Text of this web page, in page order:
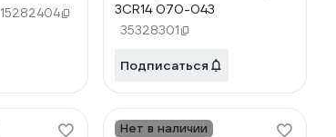
15282404
3CR14 070-043
35328301
Подписаться
Нет в наличии